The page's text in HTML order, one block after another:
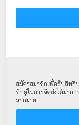
สมัครสมาชิกเพื่อรับสิทธิ
ที่อยู่ในการจัดส่งได้มาก
มากมาย